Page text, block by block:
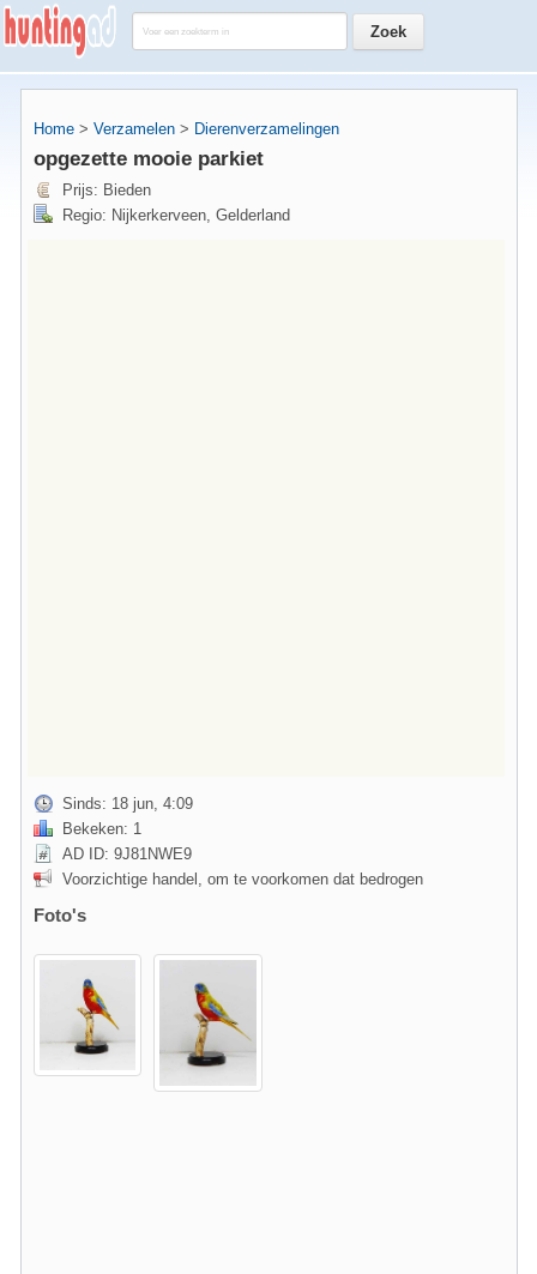
Home > Verzamelen > Dierenverzamelingen
opgezette mooie parkiet
Prijs: Bieden
Regio: Nijkerkerveen, Gelderland
Sinds: 18 jun, 4:09
Bekeken: 1
AD ID: 9J81NWE9
Voorzichtige handel, om te voorkomen dat bedrogen
Foto's